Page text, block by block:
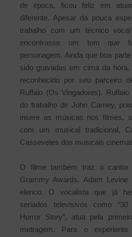
de época, ficou feliz em
diferente. Apesar da pouca
trabalho com um técnico
encontrasse um tom que
personagem. Ainda que boa
sido gravadas em cima da
reconhecido por seu parceiro
Ruffalo (Os Vingadores).
do trabalho de John Carney,
insere as músicas nos filmes,
com um musical tradicional,
Cassevetes dos musicais
O filme também traz o
Grammy Awards, Adam
elenco. O vocalista que já
seriados televisivos como “30
Horror Story”, atua pela
metragem. Para o